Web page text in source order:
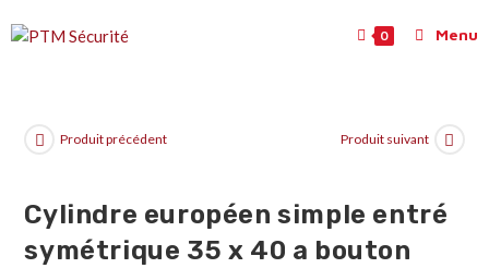
0 Menu
Produit précédent Produit suivant
Cylindre européen simple entré
symétrique 35 x 40 a bouton